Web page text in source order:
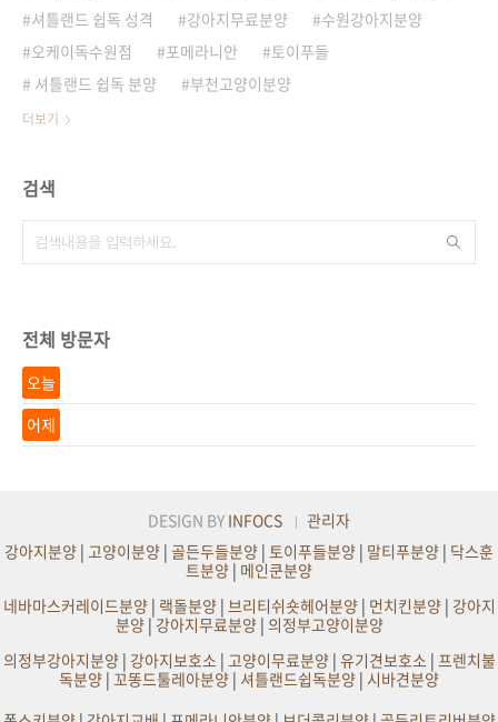
셔틀랜드 쉽독 성격
강아지무료분양
수원강아지분양
오케이독수원점
포메라니안
토이푸들
셔틀랜드 쉽독 분양
부천고양이분양
더보기
검색
전체 방문자
오늘
어제
DESIGN BY INFOCS
관리자
강아지분양 | 고양이분양 | 골든두들분양 | 토이푸들분양 | 말티푸분양 | 닥스훈
트분양 | 메인쿤분양
네바마스커레이드분양| 랙돌분양| 브리티쉬숏헤어분양| 먼치킨분양| 강아지
분양|강아지무료분양| 의정부고양이분양
의정부강아지분양| 강아지보호소 | 고양이무료분양| 유기견보호소 | 프렌치불
독분양 | 꼬똥드툴레아분양 | 셔틀랜드쉽독분양 | 시바견분양